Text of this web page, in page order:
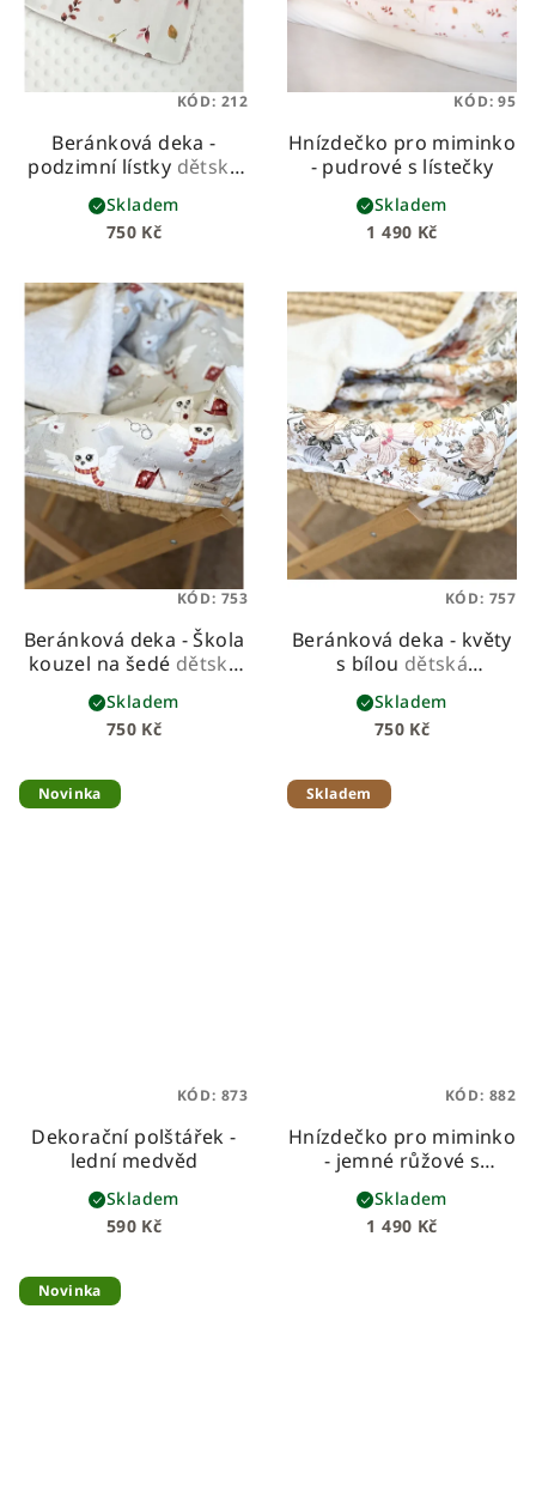
Beránková deka -
podzimní lístky dětská
beránková deka z
prémiové bavlny a
hebkého beránka
750 Kč
Skladem
KÓD: 212
Hnízdečko pro miminko
- pudrové s lístečky
1 490 Kč
Skladem
KÓD:95
Beránková deka - Škola
kouzel na šedé dětská
beránková deka z
prémiové bavlny a
hebkého beránka
750 Kč
Skladem
KÓD: 753
Beránková deka - květy
s bílou dětská
beránková deka z
prémiové bavlny a
hebkého beránka
750 Kč
Skladem
KÓD: 757
Novinka
Dekorační polštářek -
lední medvěd
590 Kč
Skladem
KÓD: 873
Skladem
Hnízdečko pro miminko
- jemné růžové s
růžičkami
1 490 Kč
Skladem
KÓD: 882
Novinka